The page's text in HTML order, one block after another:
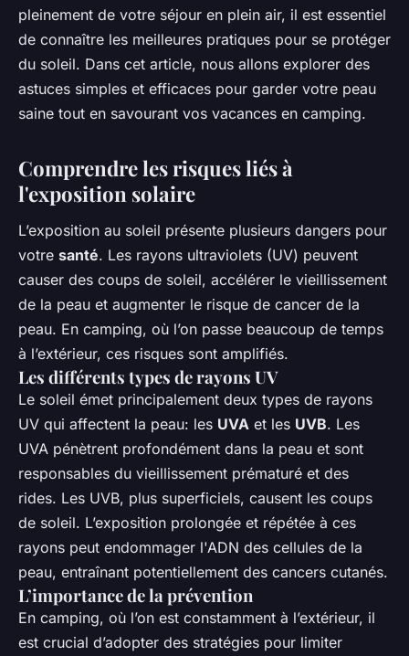
pleinement de votre séjour en plein air, il est essentiel
de connaître les meilleures pratiques pour se protéger
du soleil. Dans cet article, nous allons explorer des
astuces simples et efficaces pour garder votre peau
saine tout en savourant vos vacances en camping.
Comprendre les risques liés à
l'exposition solaire
L’exposition au soleil présente plusieurs dangers pour
votre santé. Les rayons ultraviolets (UV) peuvent
causer des coups de soleil, accélérer le vieillissement
de la peau et augmenter le risque de cancer de la
peau. En camping, où l’on passe beaucoup de temps
à l’extérieur, ces risques sont amplifiés.
Les différents types de rayons UV
Le soleil émet principalement deux types de rayons
UV qui affectent la peau: les UVA et les UVB. Les
UVA pénètrent profondément dans la peau et sont
responsables du vieillissement prématuré et des
rides. Les UVB, plus superficiels, causent les coups
de soleil. L’exposition prolongée et répétée à ces
rayons peut endommager l'ADN des cellules de la
peau, entraînant potentiellement des cancers cutanés.
L’importance de la prévention
En camping, où l’on est constamment à l’extérieur, il
est crucial d’adopter des stratégies pour limiter